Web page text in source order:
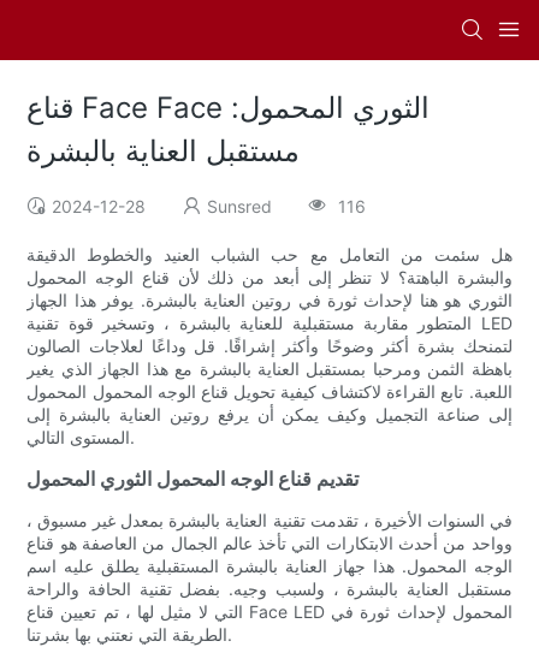
قناع Face Face الثوري المحمول:
مستقبل العناية بالبشرة
2024-12-28 Sunsred 116
هل سئمت من التعامل مع حب الشباب العنيد والخطوط الدقيقة
والبشرة الباهتة؟ لا تنظر إلى أبعد من ذلك لأن قناع الوجه المحمول
الثوري هو هنا لإحداث ثورة في روتين العناية بالبشرة. يوفر هذا الجهاز
المتطور مقاربة مستقبلية للعناية بالبشرة ، وتسخير قوة تقنية LED
لتمنحك بشرة أكثر وضوحًا وأكثر إشراقًا. قل وداعًا لعلاجات الصالون
باهظة الثمن ومرحبا بمستقبل العناية بالبشرة مع هذا الجهاز الذي يغير
اللعبة. تابع القراءة لاكتشاف كيفية تحويل قناع الوجه المحمول المحمول
إلى صناعة التجميل وكيف يمكن أن يرفع روتين العناية بالبشرة إلى
المستوى التالي.
تقديم قناع الوجه المحمول الثوري المحمول
في السنوات الأخيرة ، تقدمت تقنية العناية بالبشرة بمعدل غير مسبوق ،
وواحد من أحدث الابتكارات التي تأخذ عالم الجمال من العاصفة هو قناع
الوجه المحمول. هذا جهاز العناية بالبشرة المستقبلية يطلق عليه اسم
مستقبل العناية بالبشرة ، ولسبب وجيه. بفضل تقنية الحافة والراحة
التي لا مثيل لها ، تم تعيين قناع Face LED المحمول لإحداث ثورة في
الطريقة التي نعتني بها بشرتنا.